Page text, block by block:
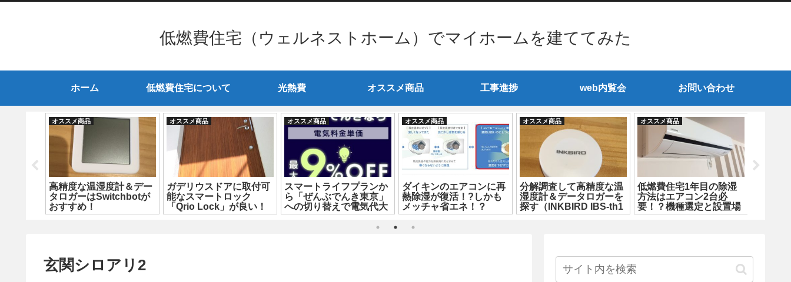
低燃費住宅（ウェルネストホーム）でマイホームを建ててみた
ホーム 低燃費住宅について 光熱費 オススメ商品 工事進捗 web内覧会 お問い合わせ
オススメ商品
高精度な温湿度計＆デー
タロガーはSwitchbotが
おすすめ！
オススメ商品
ガデリウスドアに取付可
能なスマートロック
「Qrio Lock」が良い！
オススメ商品
スマートライフプランか
ら「ぜんぶでんき東京」
への切り替えで電気代大
幅削減
オススメ商品
ダイキンのエアコンに再
熱除湿が復活！?しかも
メッチャ省エネ！？
オススメ商品
分解調査して高精度な温
湿度計＆データロガーを
探す（INKBIRD IBS-th1
Mini編）
オススメ商品
低燃費住宅1年目の除湿
方法はエアコン2台必
要！？機種選定と設置場
所も超重要
玄関シロアリ2